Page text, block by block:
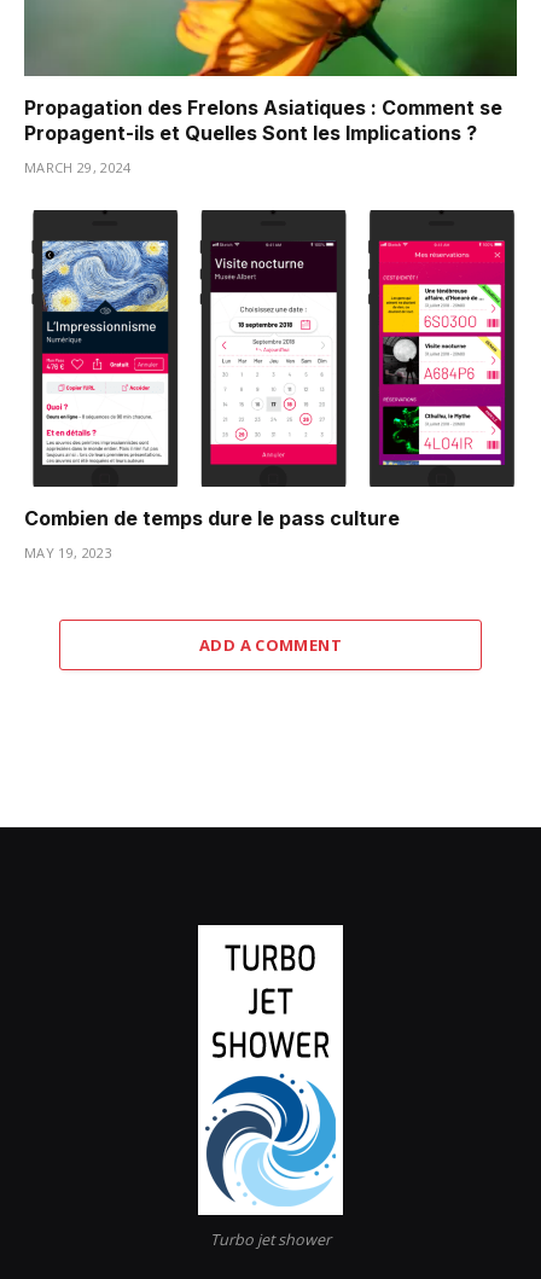
Propagation des Frelons Asiatiques : Comment se
Propagent-ils et Quelles Sont les Implications ?
MARCH 29, 2024
Combien de temps dure le pass culture
MAY 19, 2023
ADD A COMMENT
Turbo jet shower